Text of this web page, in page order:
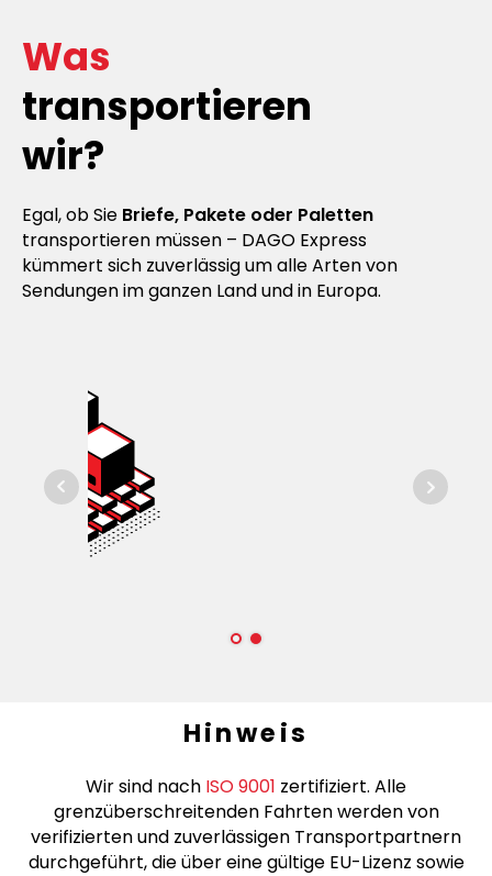
Was
transportieren
wir?
Egal, ob Sie Briefe, Pakete oder Paletten
transportieren müssen – DAGO Express
kümmert sich zuverlässig um alle Arten von
Sendungen im ganzen Land und in Europa.
Hinweis